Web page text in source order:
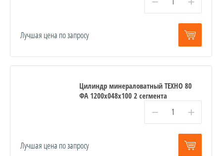
Лучшая цена по запросу
Цилиндр минераловатный ТЕХНО 80
ФА 1200x048x100 2 сегмента
− +
Лучшая цена по запросу